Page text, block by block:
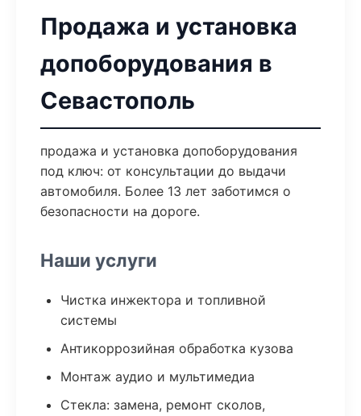
Продажа и установка
допоборудования в
Севастополь
продажа и установка допоборудования
под ключ: от консультации до выдачи
автомобиля. Более 13 лет заботимся о
безопасности на дороге.
Наши услуги
Чистка инжектора и топливной
системы
Антикоррозийная обработка кузова
Монтаж аудио и мультимедиа
Стекла: замена, ремонт сколов,